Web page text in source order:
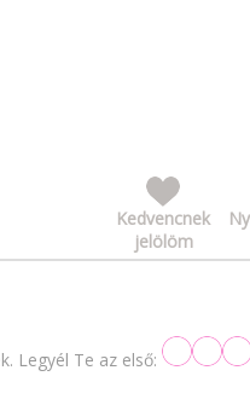
Kedvencnek
jelölöm
Legyél Te az első: